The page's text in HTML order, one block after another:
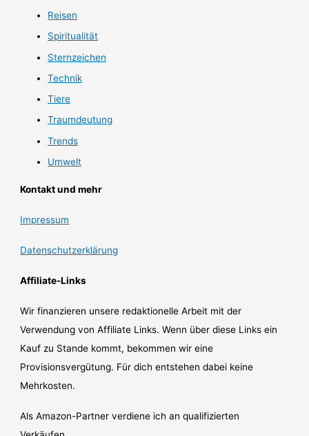
Reisen
Spiritualität
Sternzeichen
Technik
Tiere
Traumdeutung
Trends
Umwelt
Kontakt und mehr
Impressum
Datenschutzerklärung
Affiliate-Links
Wir finanzieren unsere redaktionelle Arbeit mit der
Verwendung von Affiliate Links. Wenn über diese Links ein
Kauf zu Stande kommt, bekommen wir eine
Provisionsvergütung. Für dich entstehen dabei keine
Mehrkosten.
Als Amazon-Partner verdiene ich an qualifizierten